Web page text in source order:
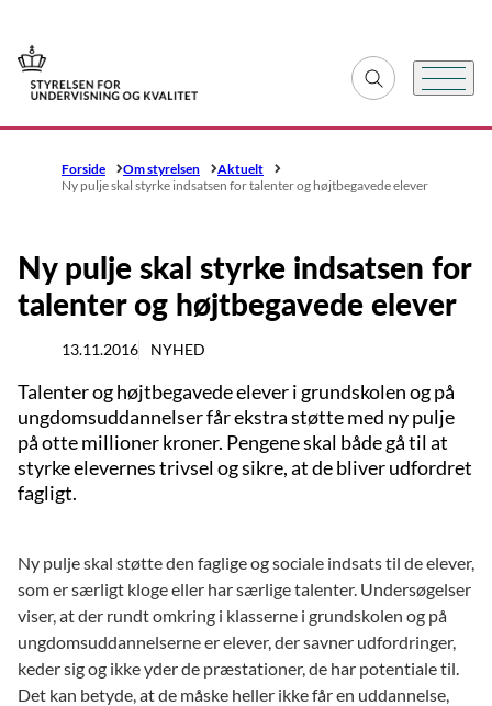
Gå til forsiden Fold søgefelt ud
Menu
Forside Om styrelsen
Aktuelt
Ny pulje skal styrke indsatsen for talenter og højtbegavede elever
Ny pulje skal styrke indsatsen for
talenter og højtbegavede elever
13.11.2016 NYHED
Talenter og højtbegavede elever i grundskolen og på
ungdomsuddannelser får ekstra støtte med ny pulje
på otte millioner kroner. Pengene skal både gå til at
styrke elevernes trivsel og sikre, at de bliver udfordret
fagligt.
Ny pulje skal støtte den faglige og sociale indsats til de elever,
som er særligt kloge eller har særlige talenter. Undersøgelser
viser, at der rundt omkring i klasserne i grundskolen og på
ungdomsuddannelserne er elever, der savner udfordringer,
keder sig og ikke yder de præstationer, de har potentiale til.
Det kan betyde, at de måske heller ikke får en uddannelse,